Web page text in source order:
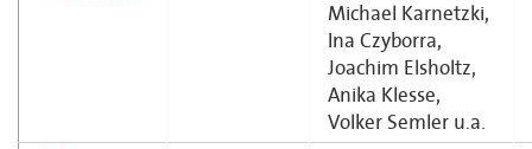
Michael Karnetzki,
Ina Czyborra,
Joachim Elsholtz,
Anika Klesse,
Volker Semler u.a.